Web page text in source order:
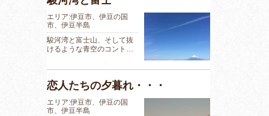
エリア:伊豆市、伊豆の国
市、伊豆半島
駿河湾と富士山、そして抜
けるような青空のコント…
恋人たちの夕暮れ・・・
エリア:伊豆市、伊豆の国
市、伊豆半島